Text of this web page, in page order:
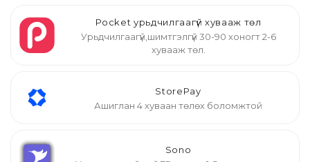
Pocket урьдчилгаагүй хувааж төл
Урьдчилгаагүй,шимтгэлгүй 30-90 хоногт 2-6
хувааж төл.
StorePay
Ашиглан 4 хуваан төлөх боломжтой
Sono